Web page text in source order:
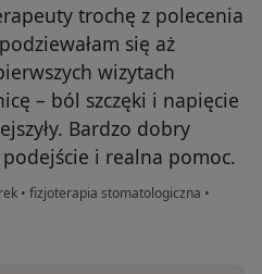
trochę z polecenia
się aż
wizytach
– ból szczęki i napięcie
Bardzo dobry
i realna pomoc.
• fizjoterapia stomatologiczna •